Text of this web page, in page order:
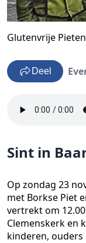
Glutenvrije
Deel
Sint in
Op zondag 23
met Borkse Piet
vertrekt om
Clemenskerk en
kinderen,